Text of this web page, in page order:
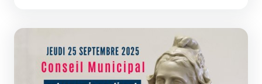
Délibérations du conseil municipal du jeudi 25